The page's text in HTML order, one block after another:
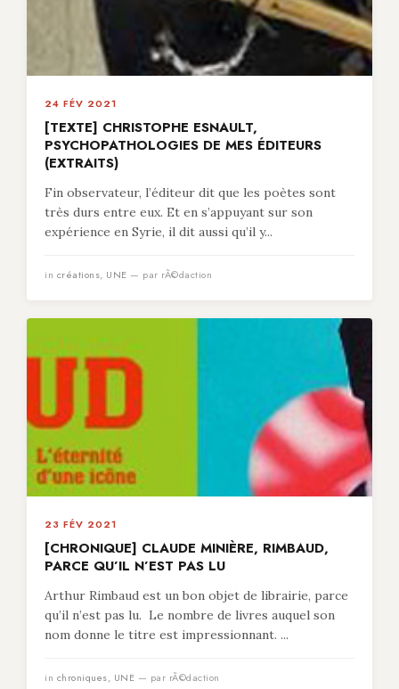
24 FÉV 2021
[TEXTE] CHRISTOPHE ESNAULT,
PSYCHOPATHOLOGIES DE MES ÉDITEURS
(EXTRAITS)
Fin observateur, l’éditeur dit que les poètes sont
très durs entre eux. Et en s’appuyant sur son
expérience en Syrie, il dit aussi qu’il y...
in créations, UNE — par rÃ©daction
23 FÉV 2021
[CHRONIQUE] CLAUDE MINIÈRE, RIMBAUD,
PARCE QU’IL N’EST PAS LU
Arthur Rimbaud est un bon objet de librairie, parce
qu’il n’est pas lu. Le nombre de livres auquel son
nom donne le titre est impressionnant. ...
in chroniques, UNE — par rÃ©daction